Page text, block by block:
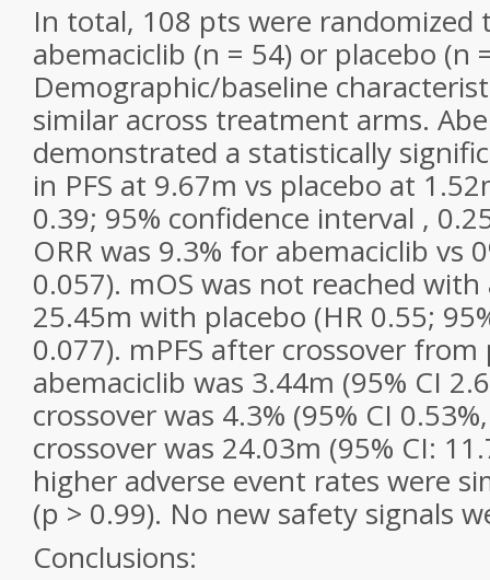
In total, 108 pts were randomized
abemaciclib (n = 54) or placebo (n
Demographic/baseline
similar across treatment arms.
demonstrated a statistically
in PFS at 9.67m vs placebo at
0.39; 95% confidence interval ,
ORR was 9.3% for abemaciclib vs
0.057). mOS was not reached with
25.45m with placebo (HR 0.55;
0.077). mPFS after crossover
abemaciclib was 3.44m (95% CI
crossover was 4.3% (95% CI
crossover was 24.03m (95% CI:
higher adverse event rates were
(p > 0.99). No new safety signals
Conclusions: